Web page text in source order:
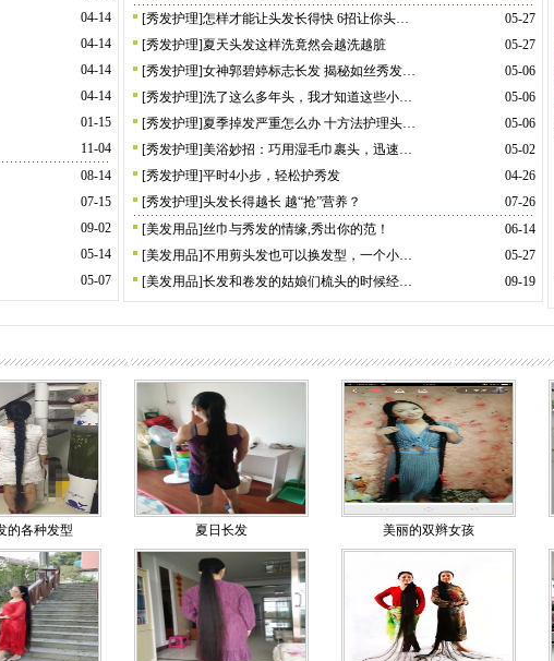
04-14
04-14
04-14
04-14
01-15
11-04
08-14
07-15
09-02
05-14
05-07
[秀发护理]怎样才能让头发长得快 6招让你头…
05-27
[秀发护理]夏天头发这样洗竟然会越洗越脏
05-27
[秀发护理]女神郭碧婷标志长发 揭秘如丝秀发…
05-06
[秀发护理]洗了这么多年头，我才知道这些小…
05-06
[秀发护理]夏季掉发严重怎么办 十方法护理头…
05-06
[秀发护理]美浴妙招：巧用湿毛巾裹头，迅速…
05-02
[秀发护理]平时4小步，轻松护秀发
04-26
[秀发护理]头发长得越长 越“抢”营养？
07-26
[美发用品]丝巾与秀发的情缘,秀出你的范！
06-14
[美发用品]不用剪头发也可以换发型，一个小…
05-27
[美发用品]长发和卷发的姑娘们梳头的时候经… 09-19
的各种发型 夏日长发 美丽的双辫女孩